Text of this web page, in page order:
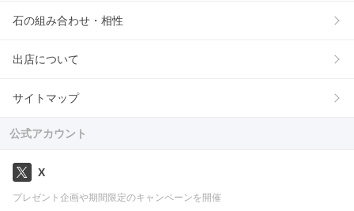
石の組み合わせ・相性
出店について
サイトマップ
公式アカウント
X
プレゼント企画や期間限定のキャンペーンを開催